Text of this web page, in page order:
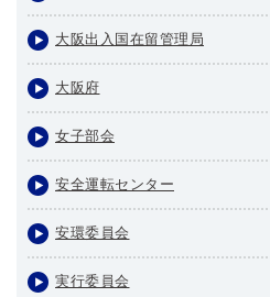
大阪出入国在留管理局
大阪府
女子部会
安全運転センター
安環委員会
実行委員会